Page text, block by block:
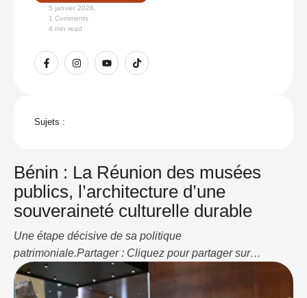
5 janvier 2026
1 Comments
4 min read
Sujets :
Bénin : La Réunion des musées
publics, l’architecture d’une
souveraineté culturelle durable
Une étape décisive de sa politique
patrimoniale.Partager : Cliquez pour partager sur
WhatsApp(ouvre dans une nouvelle fenêtre) WhatsApp
Cliquez pour partager sur LinkedIn(ouvre dans une